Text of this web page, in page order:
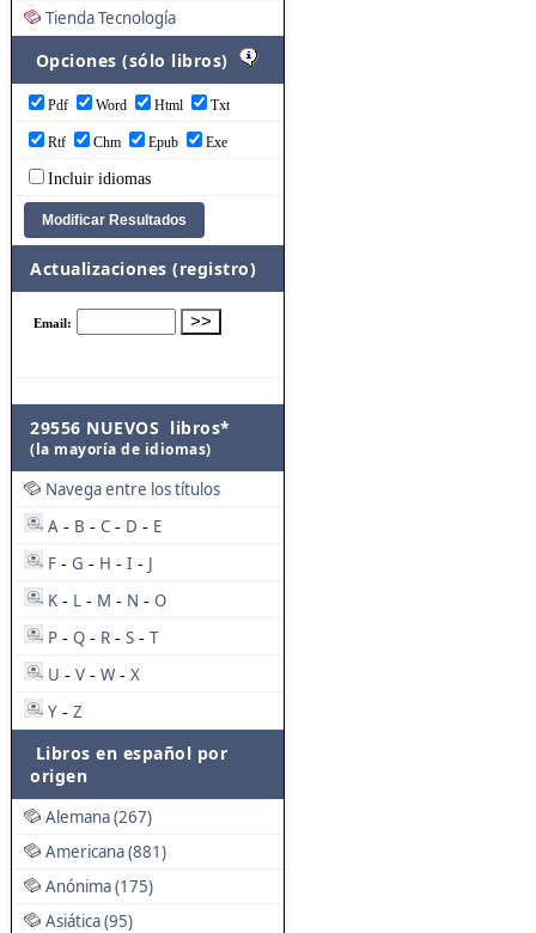
Tienda Tecnología
Opciones (sólo libros)
Pdf Word Html Txt
Rtf Chm Epub Exe
Incluir idiomas
Actualizaciones (registro)
29556 NUEVOS libros*
(la mayoría de idiomas)
Navega entre los títulos
A - B - C - D - E
F - G - H - I - J
K - L - M - N - O
P - Q - R - S - T
U - V - W - X
Y - Z
Libros en español por
origen
Alemana (267)
Americana (881)
Anónima (175)
Asiática (95)